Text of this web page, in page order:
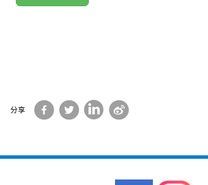
分享
FacebookTwitter LinkedIn